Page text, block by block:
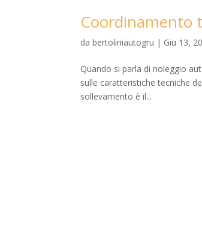
Coordinamento
dabertoliniautogru | Giu 13,
Quando si parla di noleggio
sulle caratteristiche tecniche
sollevamento è il...